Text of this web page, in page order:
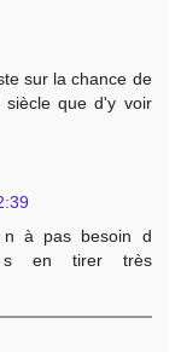
sur la chance de
siècle que d'y voir
n à pas besoin d
s en tirer très